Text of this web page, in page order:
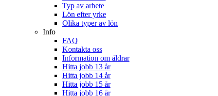
Typ av arbete
Lön efter yrke
Olika typer av lön
Info
FAQ
Kontakta oss
Information om åldrar
Hitta jobb 13 år
Hitta jobb 14 år
Hitta jobb 15 år
Hitta jobb 16 år